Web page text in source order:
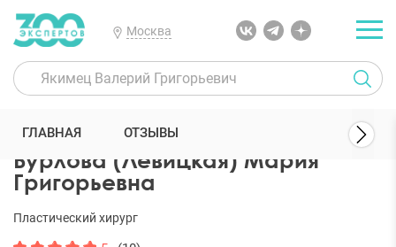
Москва
300 Экспертов Пластические хирурги Бурлова (Левицкая)
Бурлова (Левицкая) Мария
Григорьевна
Пластический хирург
ГЛАВНАЯ ОТЗЫВЫ